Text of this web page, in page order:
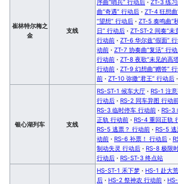
崔林特尔梅之
金
支线
序曲“哨兵” 行动后 · ZT-3 练习
曲“奇遇” 行动后 · ZT-4 狂想曲
“望想” 行动后 · ZT-5 奏鸣曲“
日” 行动后 · ZT-ST-2 间奏“未
行动前 · ZT-6 华尔兹“假面”
动前 · ZT-7 协奏曲“复活” 行
行动前 · ZT-8 夜歌“未见的高
行动前 · ZT-9 幻想曲“赠答”
前 · ZT-10 弥撒“君王” 行动后 ·
银心湖列车 支线
RS-ST-1 候车大厅 · RS-1 注
行动后 · RS-2 同车异图 行动
RS-3 临时停车 行动前 · RS-3
正轨 行动前 · RS-4 重回正轨
RS-5 逃票？ 行动前 · RS-5
动前 · RS-6 补票！ 行动后 ·
制动失灵 行动后 · RS-8 极限
行动后 · RS-ST-3 终点站
HS-ST-1 禾下梦 · HS-1 赴大
后 · HS-2 祭神农 行动前 ·